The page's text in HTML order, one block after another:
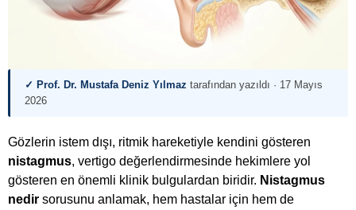
✓ Prof. Dr. Mustafa Deniz Yılmaz tarafından yazıldı · 17 Mayıs
2026
Gözlerin istem dışı, ritmik hareketiyle kendini gösteren
nistagmus, vertigo değerlendirmesinde hekimlere yol
gösteren en önemli klinik bulgulardan biridir. Nistagmus
nedir sorusunu anlamak, hem hastalar için hem de